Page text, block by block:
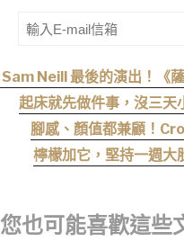
Sam Neill 最後的演出！《
起床就先做件事，沒三天
腳感、顏值都兼顧！
檸檬加它，堅持一週
您也可能喜歡這些